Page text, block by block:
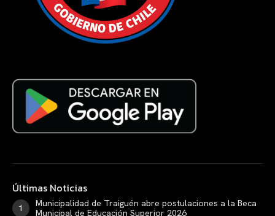
Últimas Noticias
Municipalidad de Traiguén abre postulaciones a la Beca
Municipal de Educación Superior 2026